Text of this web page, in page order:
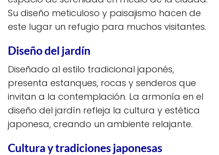
Su diseño meticuloso y paisajismo hacen de
este lugar un refugio para muchos visitantes.
Diseño del jardín
Diseñado al estilo tradicional japonés,
presenta estanques, rocas y senderos que
invitan a la contemplación. La armonía en el
diseño del jardín refleja la cultura y estética
japonesa, creando un ambiente relajante.
Cultura y tradiciones japonesas